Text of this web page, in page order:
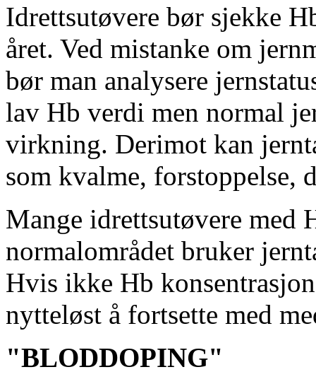
Idrettsutøvere bør sjekke
året. Ved mistanke om
bør man analysere
lav Hb verdi men normal
virkning. Derimot kan
som kvalme, forstoppelse,
Mange idrettsutøvere med
normalområdet bruker
Hvis ikke Hb
nytteløst å fortsette med
"BLODDOPING"